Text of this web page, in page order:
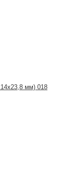
мм) 018